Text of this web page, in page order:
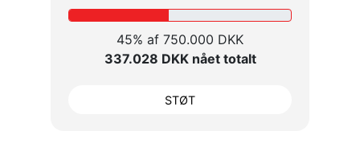
45% af 750.000 DKK
337.028 DKK nået totalt
STØT